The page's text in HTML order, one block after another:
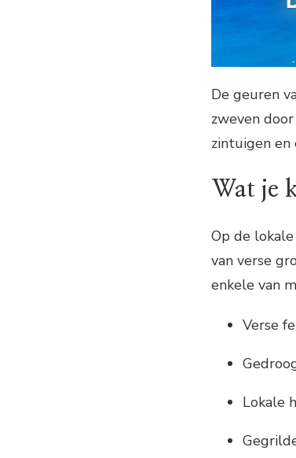
De geuren
zweven
zintuigen en
Wat je
Op de
van verse
enkele van
Verse
Lokale